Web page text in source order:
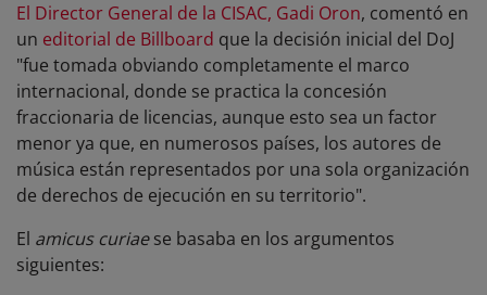
El Director General de la CISAC, Gadi Oron, comentó en
un editorial de Billboard que la decisión inicial del DoJ
"fue tomada obviando completamente el marco
internacional, donde se practica la concesión
fraccionaria de licencias, aunque esto sea un factor
menor ya que, en numerosos países, los autores de
música están representados por una sola organización
de derechos de ejecución en su territorio".
El amicus curiaese basaba en los argumentos
siguientes: